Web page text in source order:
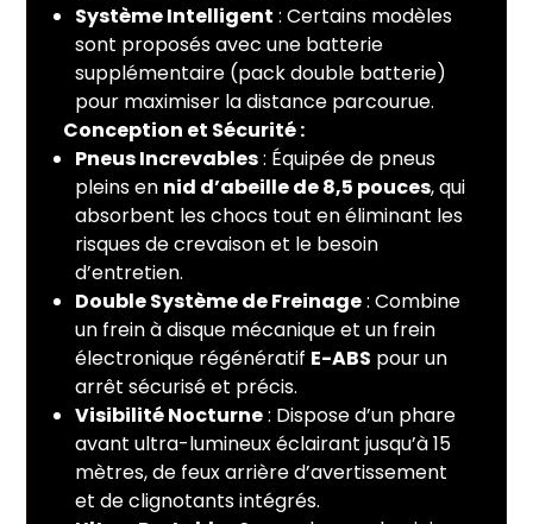
Système Intelligent : Certains modèles
sont proposés avec une batterie
supplémentaire (pack double batterie)
pour maximiser la distance parcourue.
Conception et Sécurité :
Pneus Increvables: Équipée de pneus
pleins en nid d’abeille de 8,5 pouces, qui
absorbent les chocs tout en éliminant les
risques de crevaison et le besoin
d’entretien.
Double Système de Freinage: Combine
un frein à disque mécanique et un frein
électronique régénératif E-ABS pour un
arrêt sécurisé et précis.
Visibilité Nocturne: Dispose d’un phare
avant ultra-lumineux éclairant jusqu’à 15
mètres, de feux arrière d’avertissement
et de clignotants intégrés.